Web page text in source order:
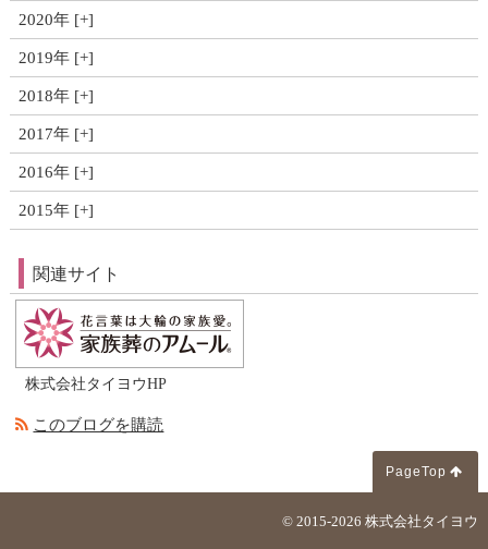
2020年
2019年
2018年
2017年
2016年
2015年
関連サイト
株式会社タイヨウHP
このブログを購読
PageTop
© 2015-2026株式会社タイヨウ